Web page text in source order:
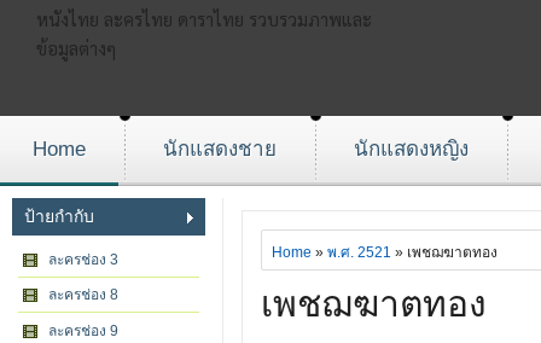
หนังไทย ละครไทย ดาราไทย รวบรวมภาพและ
ข้อมูลต่างๆ
Home นักแสดงชาย นักแสดงหญิง
ป้ายกำกับ
ละครช่อง 3
ละครช่อง 8
ละครช่อง 9
Home » พ.ศ. 2521 » เพชฌฆาตทอง
เพชฌฆาตทอง